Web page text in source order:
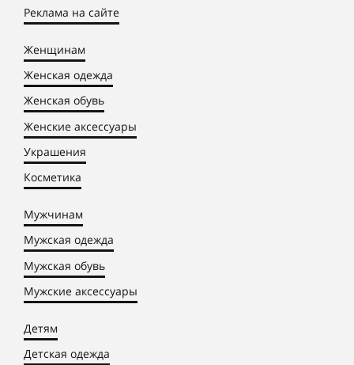
Реклама на сайте
Женщинам
Женская одежда
Женская обувь
Женские аксессуары
Украшения
Косметика
Мужчинам
Мужская одежда
Мужская обувь
Мужские аксессуары
Детям
Детская одежда